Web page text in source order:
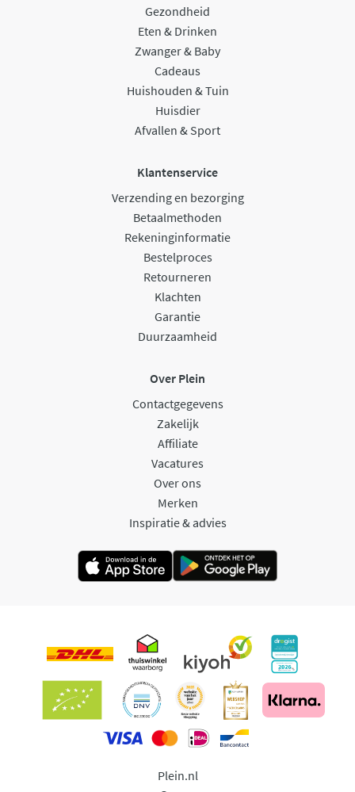
Gezondheid
Eten & Drinken
Zwanger & Baby
Cadeaus
Huishouden & Tuin
Huisdier
Afvallen & Sport
Klantenservice
Verzending en bezorging
Betaalmethoden
Rekeninginformatie
Bestelproces
Retourneren
Klachten
Garantie
Duurzaamheid
Over Plein
Contactgegevens
Zakelijk
Affiliate
Vacatures
Over ons
Merken
Inspiratie & advies
Plein.nl